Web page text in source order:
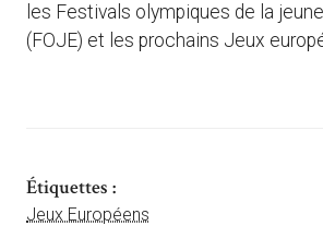
les Festivals olympiques de la
(FOJE) et les prochains Jeux
Étiquettes :
Jeux Européens